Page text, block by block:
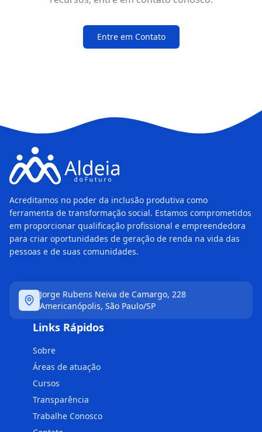
Entre em Contato
Acreditamos no poder da inclusão produtiva como
ferramenta de transformação social. Estamos comprometidos
em proporcionar qualificação profissional e empreendedora
para criar oportunidades de geração de renda na vida das
pessoas e de suas comunidades.
Jorge Rubens Neiva de Camargo, 228
Americanópolis, São Paulo/SP
Links Rápidos
Sobre
Áreas de atuação
Cursos
Transparência
Trabalhe Conosco